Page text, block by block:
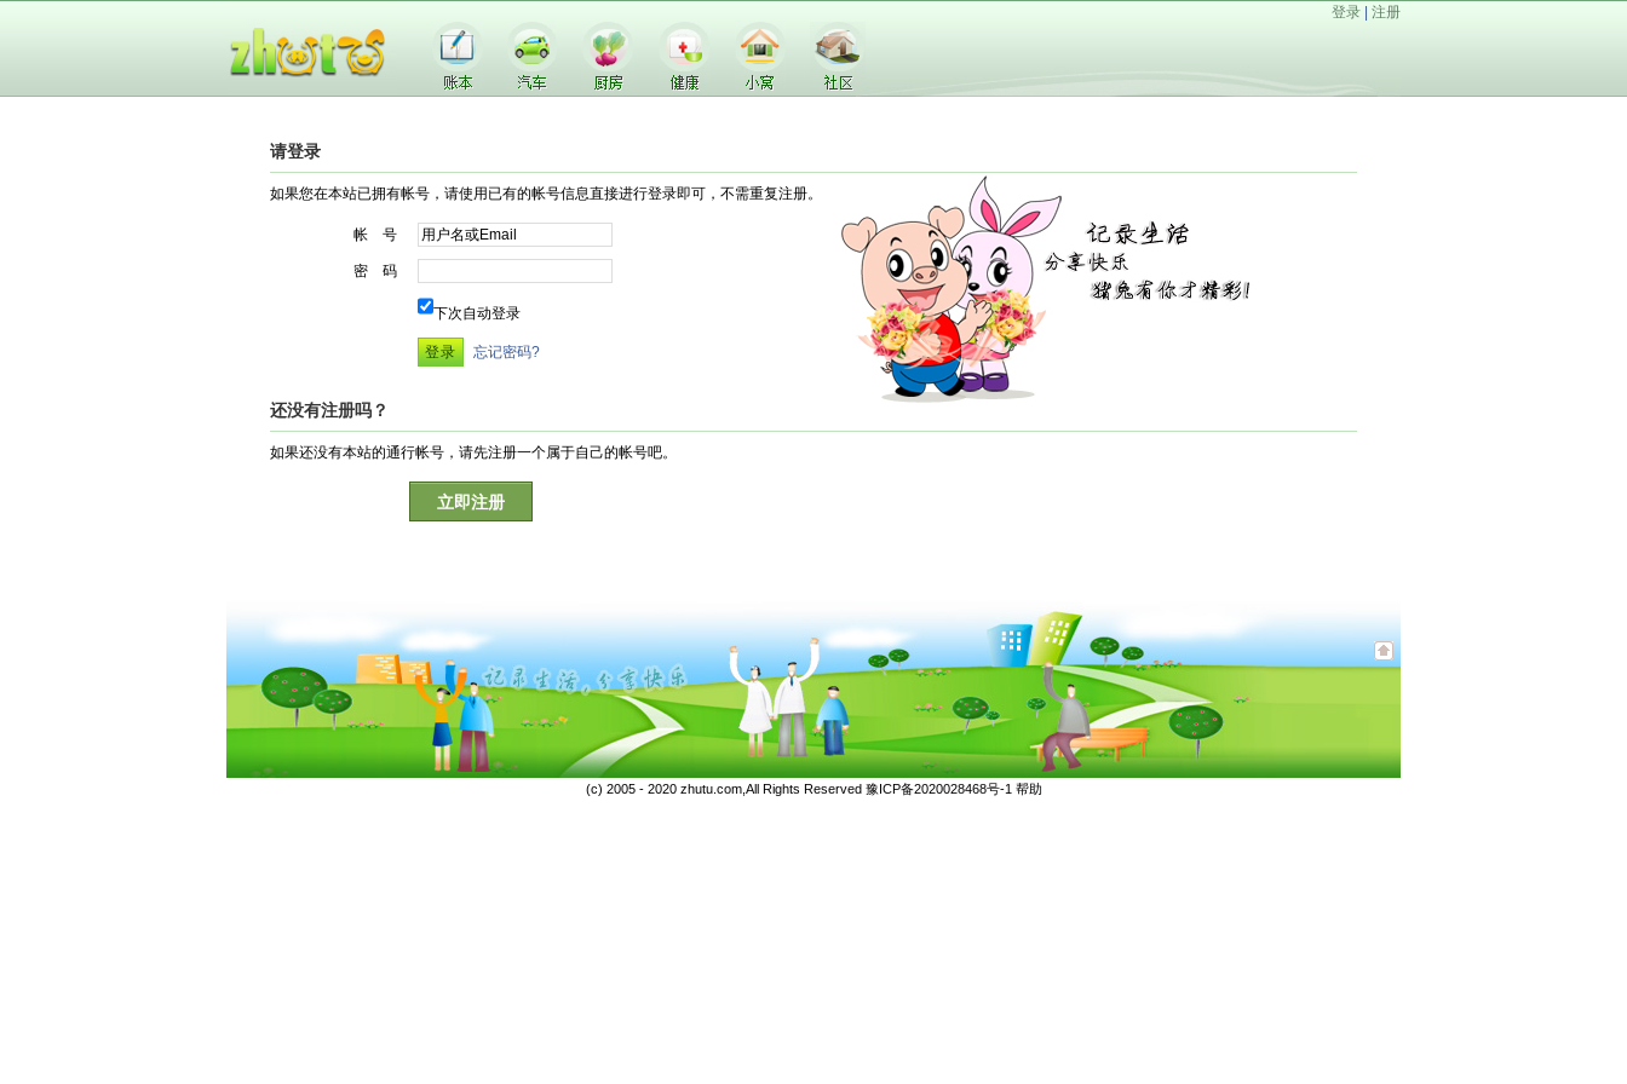
登录 注册
请登录
如果您在本站已拥有帐号，请使用已有的帐号信息直接进行登录即可，不需重复注册。
帐 号
密 码
下次自动登录
忘记密码?
还没有注册吗？
如果还没有本站的通行帐号，请先注册一个属于自己的帐号吧。
立即注册
(c) 2005 - 2020 zhutu.com,All Rights Reserved 豫ICP备2020028468号-1 帮助